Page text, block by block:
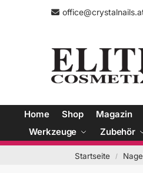
Home Shop Magazin
Werkzeuge
Zubehör
Startseite /